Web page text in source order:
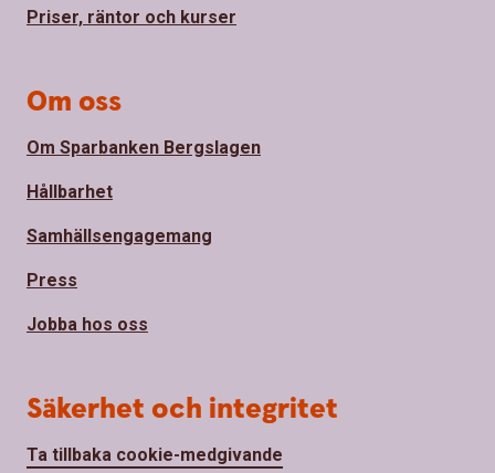
Priser, räntor och kurser
Om oss
Om Sparbanken Bergslagen
Hållbarhet
Samhällsengagemang
Press
Jobba hos oss
Säkerhet och integritet
Ta tillbaka cookie-medgivande